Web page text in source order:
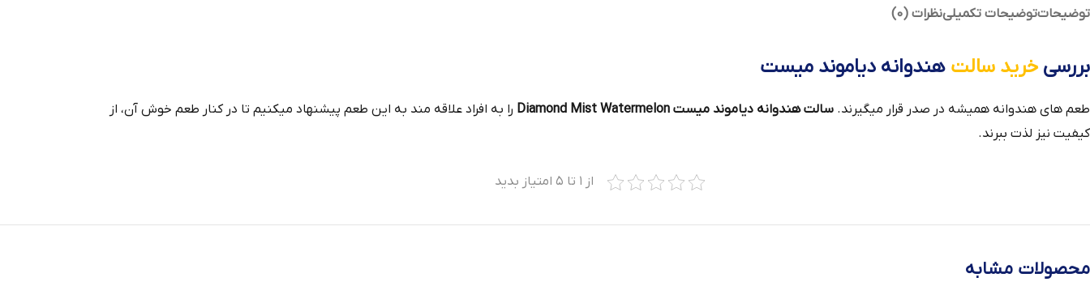
توضیحاتتوضیحات تکمیلینظرات (0)
بررسیخرید سالت هندوانه دیاموند میست
طعم های هندوانه همیشه در صدر قرار میگیرند. سالت هندوانه دیاموند میست Diamond Mist Watermelon
را به افراد علاقه مند به این طعم پیشنهاد میکنیم تا در کنار طعم خوش آن، از
کیفیت نیز لذت ببرند.
از ۱ تا ۵ امتیاز بدید
محصولات مشابه